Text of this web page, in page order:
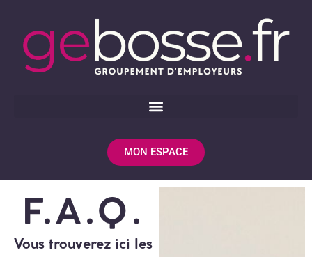
MON ESPACE
F.A.Q.
Vous trouverez ici les